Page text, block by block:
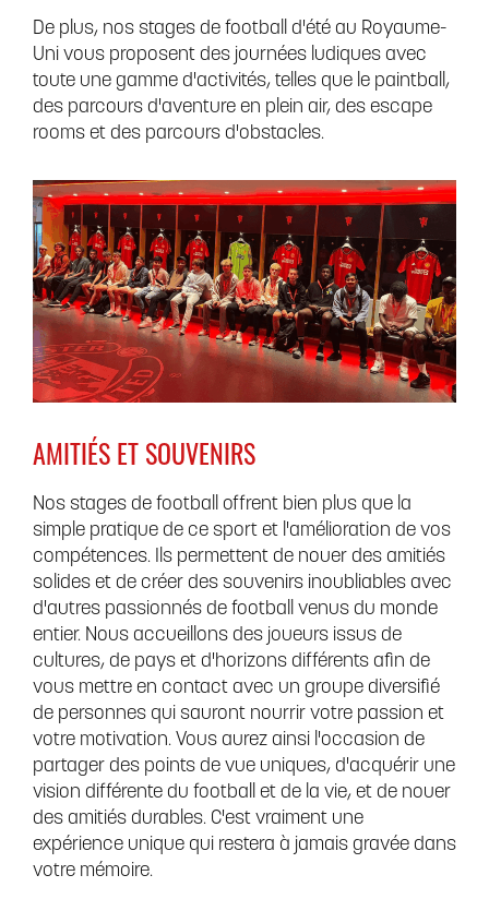
De plus, nos stages de football d'été au Royaume-
Uni vous proposent des journées ludiques avec
toute une gamme d'activités, telles que le paintball,
des parcours d'aventure en plein air, des escape
rooms et des parcours d'obstacles.
AMITIÉS ET SOUVENIRS
Nos stages de football offrent bien plus que la
simple pratique de ce sport et l'amélioration de vos
compétences. Ils permettent de nouer des amitiés
solides et de créer des souvenirs inoubliables avec
d'autres passionnés de football venus du monde
entier. Nous accueillons des joueurs issus de
cultures, de pays et d'horizons différents afin de
vous mettre en contact avec un groupe diversifié
de personnes qui sauront nourrir votre passion et
votre motivation. Vous aurez ainsi l'occasion de
partager des points de vue uniques, d'acquérir une
vision différente du football et de la vie, et de nouer
des amitiés durables. C'est vraiment une
expérience unique qui restera à jamais gravée dans
votre mémoire.